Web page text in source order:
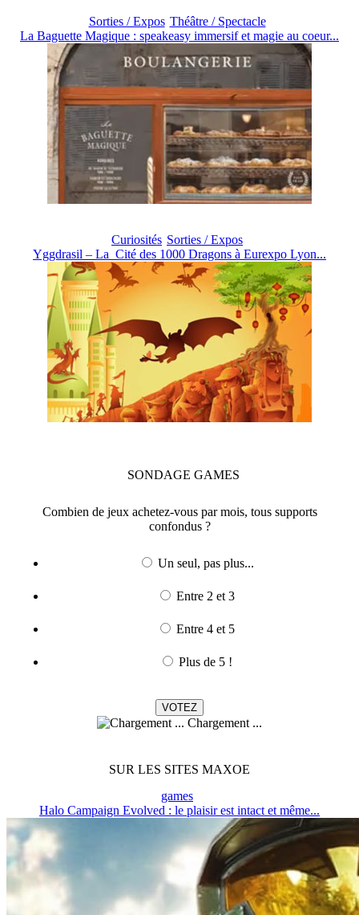
Sorties / Expos Théâtre / Spectacle
La Baguette Magique : speakeasy immersif et magie au coeur...
Curiosités Sorties / Expos
Yggdrasil – La Cité des 1000 Dragons à Eurexpo Lyon...
SONDAGE GAMES
Combien de jeux achetez-vous par mois, tous supports
confondus ?
Un seul, pas plus...
Entre 2 et 3
Entre 4 et 5
Plus de 5 !
Chargement ...
SUR LES SITES MAXOE
games
Halo Campaign Evolved : le plaisir est intact et même...